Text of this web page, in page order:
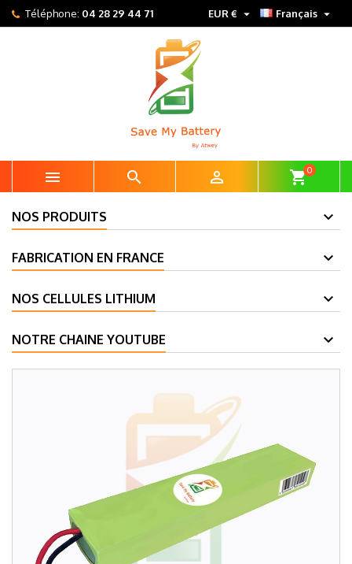
Téléphone: 04 28 29 44 71 Français 
EUR € 
   shopping_cart0
NOS PRODUITS
FABRICATION EN FRANCE
NOS CELLULES LITHIUM
NOTRE CHAINE YOUTUBE